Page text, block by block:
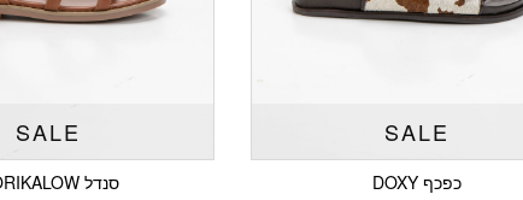
SALE
כפכף DOXY
SALE
סנדל CORIKALOW